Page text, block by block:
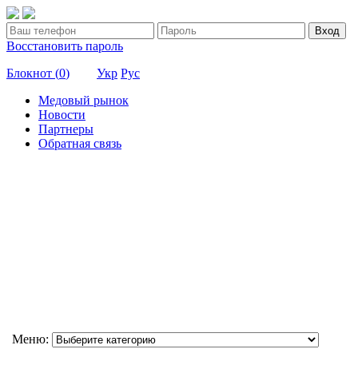
Вход
Восстановить пароль
Блокнот (0) Укр Рус
Медовый рынок
Новости
Партнеры
Обратная связь
Меню: